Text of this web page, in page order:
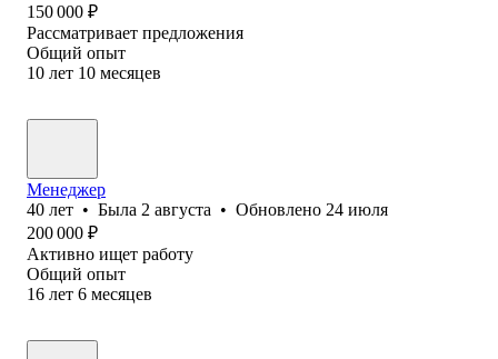
150 000 ₽
Рассматривает предложения
Общий опыт
10 лет 10 месяцев
Менеджер
40 лет • Была 2 августа • Обновлено 24 июля
200 000 ₽
Активно ищет работу
Общий опыт
16 лет 6 месяцев